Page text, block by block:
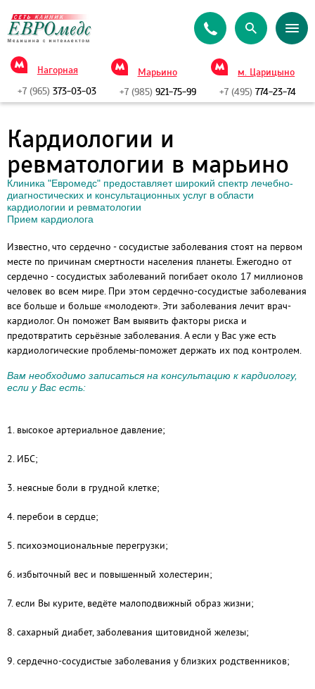
Нагорная
+7 (965) 373-03-03
Марьино
+7 (985)921-75-99
м. Царицыно
+7 (495) 774-23-74
Кардиологии и
ревматологии в марьино
Клиника "Евромедс" предоставляет широкий спектр лечебно-
диагностических и консультационных услуг в области
кардиологии и ревматологии
Прием кардиолога
Известно, что сердечно - сосудистые заболевания стоят на первом
месте по причинам смертности населения планеты. Ежегодно от
сердечно - сосудистых заболеваний погибает около 17 миллионов
человек во всем мире. При этом сердечно-сосудистые заболевания
все больше и больше «молодеют». Эти заболевания лечит врач-
кардиолог. Он поможет Вам выявить факторы риска и
предотвратить серьёзные заболевания. А если у Вас уже есть
кардиологические проблемы-поможет держать их под контролем.
Вам необходимо записаться на консультацию к кардиологу,
если у Вас есть:
1. высокое артериальное давление;
2. ИБС;
3. неясные боли в грудной клетке;
4. перебои в сердце;
5. психоэмоциональные перегрузки;
6. избыточный вес и повышенный холестерин;
7. если Вы курите, ведёте малоподвижный образ жизни;
8. сахарный диабет, заболевания щитовидной железы;
9. сердечно-сосудистые заболевания у близких родственников;